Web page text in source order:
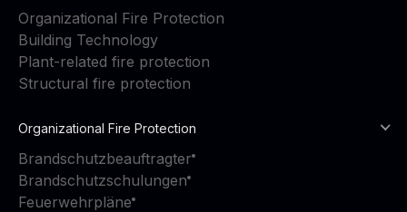
Organizational Fire Protection
Building Technology
Plant-related fire protection
Structural fire protection
Organizational Fire Protection
Brandschutzbeauftragter
Brandschutzschulungen
Feuerwehrpläne